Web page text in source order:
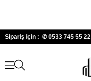
Sipariş için : ✆ 0533 745 55 22